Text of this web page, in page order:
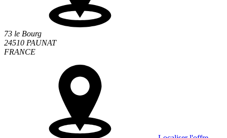
73 le Bourg
24510 PAUNAT
FRANCE